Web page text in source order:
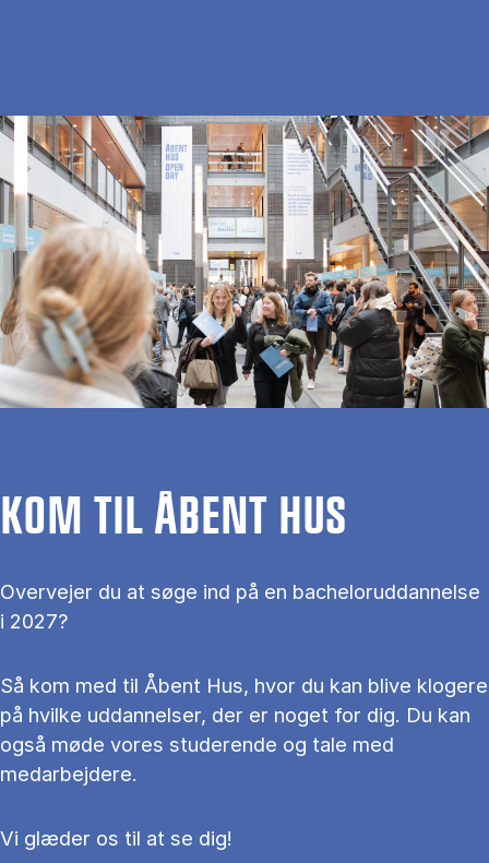
KOM TIL ÅBENT HUS
Overvejer du at søge ind på en bacheloruddannelse
i 2027?
Så kom med til Åbent Hus, hvor du kan blive klogere
på hvilke uddannelser, der er noget for dig. Du kan
også møde vores studerende og tale med
medarbejdere.
Vi glæder os til at se dig!